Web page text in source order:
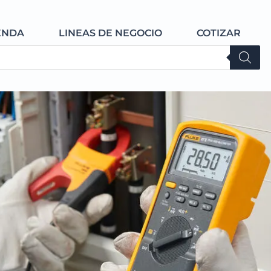
Open TIENDA
LINEAS DE NEGOCIO Open LINEAS DE
COTIZAR